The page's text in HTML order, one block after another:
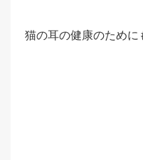
猫の耳の健康のために